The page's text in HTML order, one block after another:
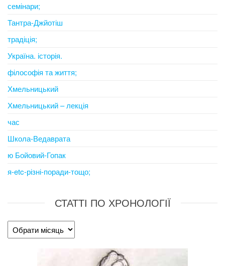
семінари;
Тантра-Джйотіш
традіція;
Україна. історія.
філософія та життя;
Хмельницький
Хмельницький – лекція
час
Школа-Ведаврата
ю Бойовий-Гопак
я-etc-різні-поради-тощо;
СТАТТІ ПО ХРОНОЛОГІЇ
Статті
по